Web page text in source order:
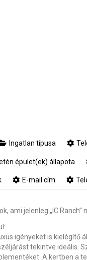
Ingatlan típusa
épület(ek) állapota
E-mail cím
ami jelenleg „IC Ranch”
igényeket is
tekintve ideális.
A kertben a